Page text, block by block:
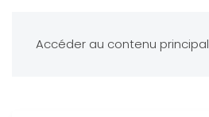
Accéder au contenu principal